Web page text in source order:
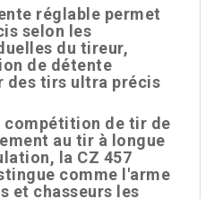
réglable permet
selon les
du tireur,
de détente
des tirs ultra précis
compétition de tir de
au tir à longue
la CZ 457
comme l'arme
et chasseurs les